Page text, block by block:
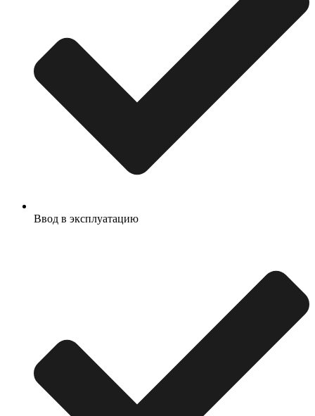
Ввод в эксплуатацию